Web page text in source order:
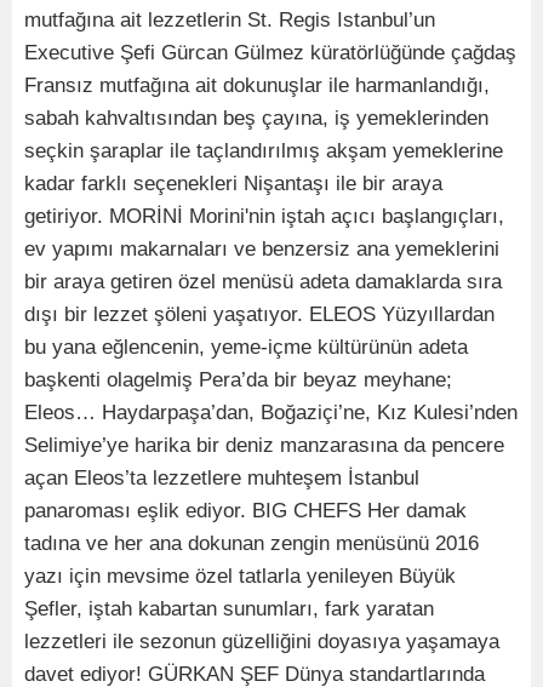
mutfağına ait lezzetlerin St. Regis Istanbul’un
Executive Şefi Gürcan Gülmez küratörlüğünde çağdaş
Fransız mutfağına ait dokunuşlar ile harmanlandığı,
sabah kahvaltısından beş çayına, iş yemeklerinden
seçkin şaraplar ile taçlandırılmış akşam yemeklerine
kadar farklı seçenekleri Nişantaşı ile bir araya
getiriyor. MORİNİ Morini'nin iştah açıcı başlangıçları,
ev yapımı makarnaları ve benzersiz ana yemeklerini
bir araya getiren özel menüsü adeta damaklarda sıra
dışı bir lezzet şöleni yaşatıyor. ELEOS Yüzyıllardan
bu yana eğlencenin, yeme-içme kültürünün adeta
başkenti olagelmiş Pera’da bir beyaz meyhane;
Eleos… Haydarpaşa’dan, Boğaziçi’ne, Kız Kulesi’nden
Selimiye’ye harika bir deniz manzarasına da pencere
açan Eleos’ta lezzetlere muhteşem İstanbul
panaroması eşlik ediyor. BIG CHEFS Her damak
tadına ve her ana dokunan zengin menüsünü 2016
yazı için mevsime özel tatlarla yenileyen Büyük
Şefler, iştah kabartan sunumları, fark yaratan
lezzetleri ile sezonun güzelliğini doyasıya yaşamaya
davet ediyor! GÜRKAN ŞEF Dünya standartlarında